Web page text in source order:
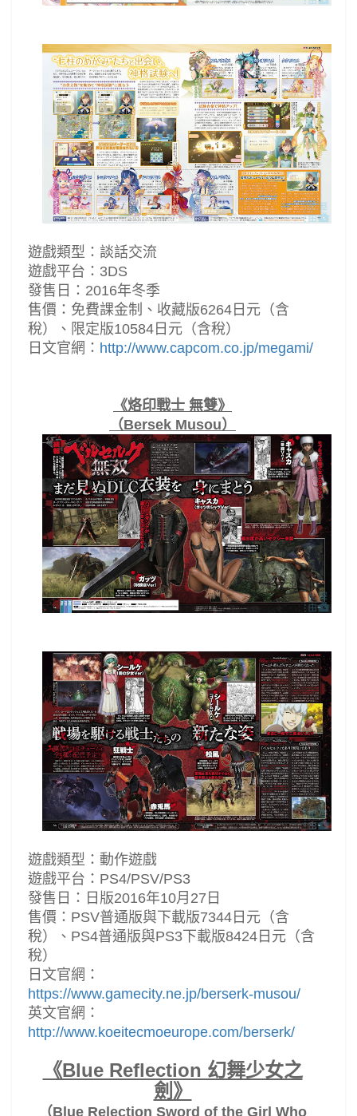
遊戲類型：談話交流
遊戲平台：3DS
發售日：2016年冬季
售價：免費課金制、收藏版6264日元（含
稅）、限定版10584日元（含稅）
日文官網： http://www.capcom.co.jp/megami/
《烙印戰士 無雙》
（Bersek Musou）
遊戲類型：動作遊戲
遊戲平台：PS4/PSV/PS3
發售日：日版2016年10月27日
售價：PSV普通版與下載版7344日元（含
稅）、PS4普通版與PS3下載版8424日元（含
稅）
日文官網：
https://www.gamecity.ne.jp/berserk-musou/
英文官網：
http://www.koeitecmoeurope.com/berserk/
《Blue Reflection 幻舞少女之
劍》
（Blue Relection Sword of the Girl Who